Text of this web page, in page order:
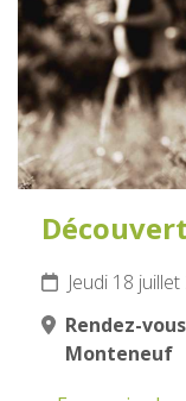
Jeudi 18
Rendez-
Monteneuf